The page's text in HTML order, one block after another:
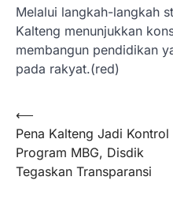
Melalui langkah-langkah
Kalteng menunjukkan
membangun pendidikan
pada rakyat.(red)
Navigasi
pos
⟵
Pena Kalteng Jadi Kontrol
Program MBG, Disdik
Tegaskan Transparansi